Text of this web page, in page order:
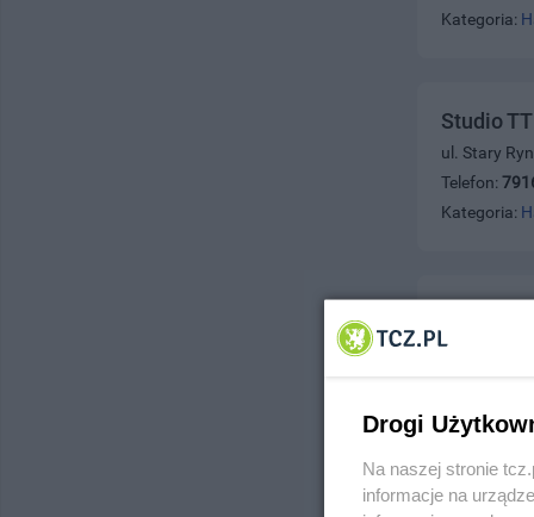
Kategoria:
Studio
ul. Stary
Telefon:
Kategoria:
ul.
Drogi
Na naszej stronie
informacje na